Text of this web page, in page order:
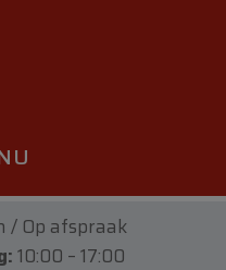
/ Op afspraak
10:00 – 17:00